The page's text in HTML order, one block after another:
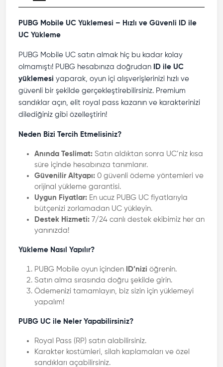
PUBG Mobile UC Yüklemesi – Hızlı ve Güvenli ID ile
UC Yükleme
PUBG Mobile UC satın almak hiç bu kadar kolay
olmamıştı! PUBG hesabınıza doğrudan
ID ile UC
yüklemesi yaparak, oyun içi alışverişlerinizi hızlı ve
güvenli bir şekilde gerçekleştirebilirsiniz. Premium
sandıklar açın, elit royal pass kazanın ve karakterinizi
dilediğiniz gibi özelleştirin!
Neden Bizi Tercih Etmelisiniz?
Anında Teslimat: Satın aldıktan sonra UC’niz kısa
süre içinde hesabınıza tanımlanır.
Güvenilir Altyapı: 0 güvenli ödeme yöntemleri ve
orijinal yükleme garantisi.
Uygun Fiyatlar: En ucuz PUBG UC fiyatlarıyla
bütçenizi zorlamadan UC yükleyin.
Destek Hizmeti: 7/24 canlı destek ekibimiz her an
yanınızda!
Yükleme Nasıl Yapılır?
PUBG Mobile oyun içinden ID’nizi öğrenin.
Satın alma sırasında doğru şekilde girin.
Ödemenizi tamamlayın, biz sizin için yüklemeyi
yapalım!
PUBG UC ile Neler Yapabilirsiniz?
Royal Pass (RP) satın alabilirsiniz.
Karakter kostümleri, silah kaplamaları ve özel
sandıkları açabilirsiniz.